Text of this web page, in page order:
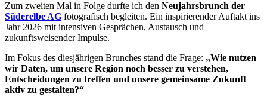
Zum zweiten Mal in Folge durfte ich den Neujahrsbrunch der
Süderelbe AG fotografisch begleiten. Ein inspirierender Auftakt ins
Jahr 2026 mit intensiven Gesprächen, Austausch und
zukunftsweisender Impulse.
Im Fokus des diesjährigen Brunches stand die Frage: „Wie nutzen
wir Daten, um unsere Region noch besser zu verstehen,
Entscheidungen zu treffen und unsere gemeinsame Zukunft
aktiv zu gestalten?“